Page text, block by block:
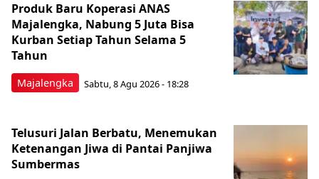
Majalengka
Produk Baru Koperasi ANAS
Majalengka, Nabung 5 Juta Bisa
Kurban Setiap Tahun Selama 5
Tahun
Sabtu, 8 Agu 2026 - 18:28
Telusuri Jalan Berbatu, Menemukan
Ketenangan Jiwa di Pantai Panjiwa
Sumbermas